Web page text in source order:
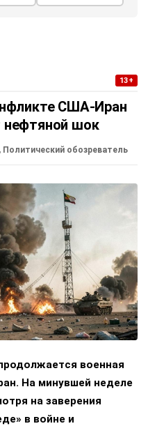
13+
США-Иран
нефтяной шок
, Политический обозреватель
военная
На минувшей неделе
на заверения
в войне и